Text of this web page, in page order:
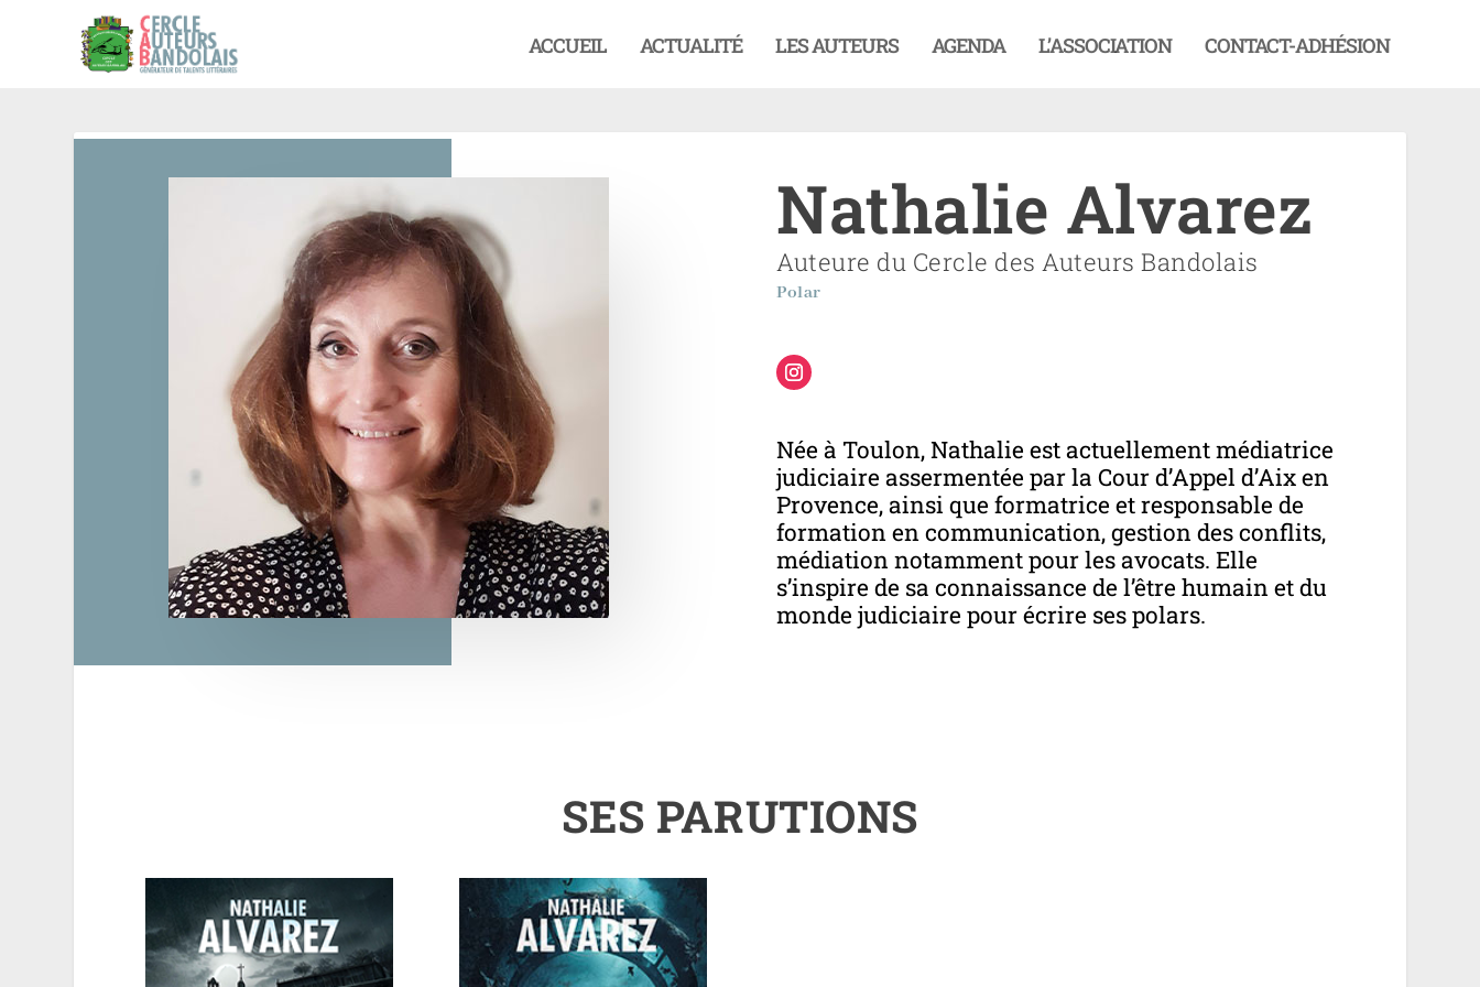
ACCUEIL ACTUALITÉ LES AUTEURS AGENDA L’ASSOCIATION CONTACT-ADHÉSION
Nathalie Alvarez
Auteure du Cercle des Auteurs Bandolais
Polar
Née à Toulon, Nathalie est actuellement médiatrice
judiciaire assermentée par la Cour d’Appel d’Aix en
Provence, ainsi que formatrice et responsable de
formation en communication, gestion des conflits,
médiation notamment pour les avocats. Elle
s’inspire de sa connaissance de l’être humain et du
monde judiciaire pour écrire ses polars.
SES PARUTIONS